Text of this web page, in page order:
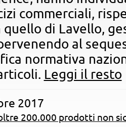
commerciali,
quello di Lavello,
al
normativa
Leggi il resto
2017
200.000 prodotti non